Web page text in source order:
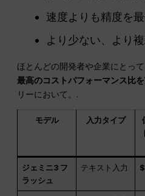
速度よりも精度を
より少ない、より
ほとんどの開発者や企業にとって
最高のコストパフォーマンス比
リーにおいて。.
モデル 入力タイプ
ジェミニ3 フ
ラッシュ
テキスト入力